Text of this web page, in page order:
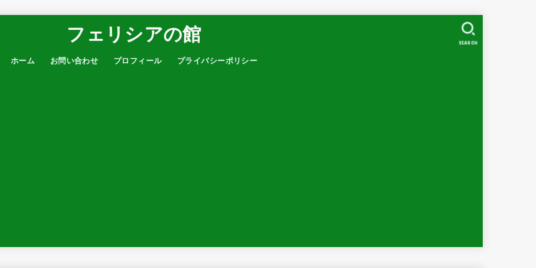
フェリシアの館
ホーム お問い合わせ プロフィール プライバシーポリシー
SEARCH